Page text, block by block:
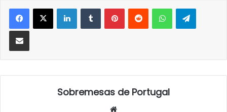
LinkedInTumblrPinterestReddit WhatsApp
Partilhar Via Email
Sobremesas de Portugal